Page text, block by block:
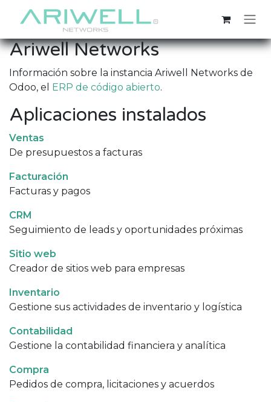
Ir al contenido
Ariwell Networks
Información sobre la instancia Ariwell Networks de
Odoo, el ERP de código abierto.
Aplicaciones instalados
Ventas
De presupuestos a facturas
Facturación
Facturas y pagos
CRM
Seguimiento de leads y oportunidades próximas
Sitio web
Creador de sitios web para empresas
Inventario
Gestione sus actividades de inventario y logística
Contabilidad
Gestione la contabilidad financiera y analítica
Compra
Pedidos de compra, licitaciones y acuerdos